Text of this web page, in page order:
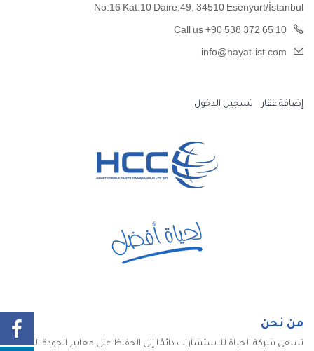
No:16 Kat:10 Daire:49, 34510 Esenyurt/İstanbul
Call us +90 538 372 65 10
info@hayat-ist.com
إضافة عقار تسجيل الدخول
من نحن
تسعى شركة الحياة للاستشارات دائمًا إلى الحفاظ على معايير الجودة الكاملة